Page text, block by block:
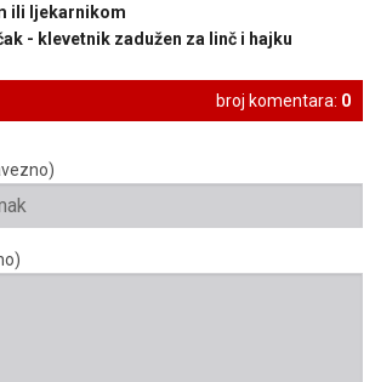
ili ljekarnikom
- klevetnik zadužen za linč i hajku
broj komentara: 0